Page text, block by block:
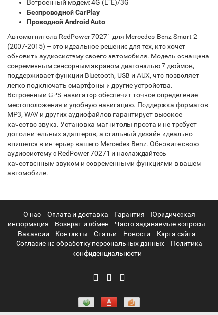
Встроенный модем: 4G (LTE)/3G
Беспроводной CarPlay
Проводной Android Auto
Автомагнитола RedPower 70271 для Mercedes-Benz Smart 2
(2007-2015) – это идеальное решение для тех, кто хочет
обновить аудиосистему своего автомобиля. Модель оснащена
современным сенсорным экраном диагональю 7 дюймов,
поддерживает функции Bluetooth, USB и AUX, что позволяет
легко подключать смартфоны и другие устройства.
Встроенный GPS-навигатор обеспечит точное определение
местоположения и удобную навигацию. Поддержка форматов
MP3, WAV и других аудиофайлов гарантирует высокое
качество звука. Установка магнитолы проста и не требует
дополнительных адаптеров, а стильный дизайн идеально
впишется в интерьер вашего Mercedes-Benz. Обновите свою
аудиосистему с RedPower 70271 и наслаждайтесь
качественным звуком и современными функциями в вашем
автомобиле.
О нас Оплата и доставка Гарантия
Юридическая
информация
Возврат и обмен
Часто задаваемые вопросы
Вакансии
Контакты Статьи Новости
Карта сайта
Согласие на обработку персональных данных
Политика
конфиденциальности